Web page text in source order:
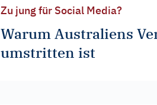
Zu jung für Social Media?
Warum Australiens
umstritten ist